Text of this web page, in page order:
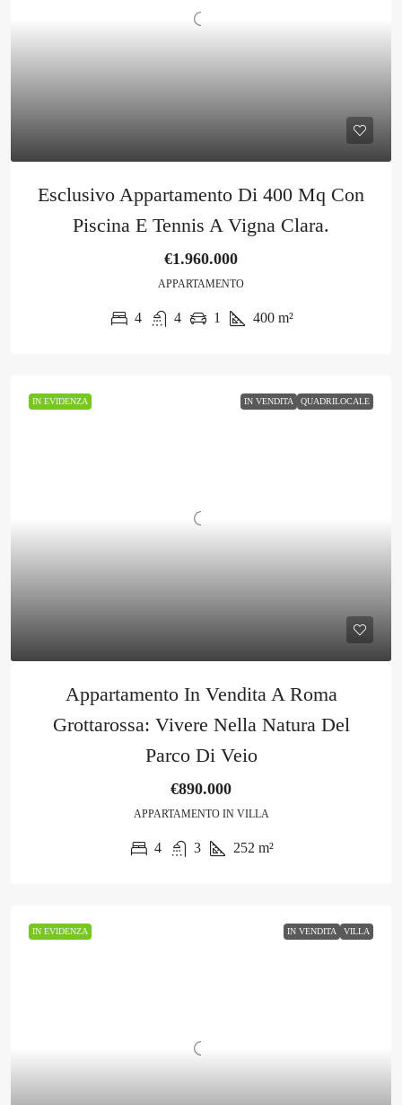
Esclusivo Appartamento Di 400 Mq Con
Piscina E Tennis A Vigna Clara.
€1.960.000
APPARTAMENTO
4 4 1 400 m²
IN EVIDENZA IN VENDITA QUADRILOCALE
Appartamento In Vendita A Roma
Grottarossa: Vivere Nella Natura Del
Parco Di Veio
€890.000
APPARTAMENTO IN VILLA
4 3 252 m²
IN EVIDENZA IN VENDITA VILLA